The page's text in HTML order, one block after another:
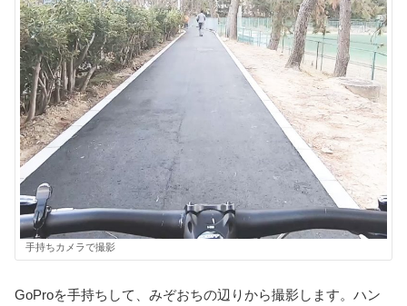
手持ちカメラで撮影
GoProを手持ちして、みぞおちの辺りから撮影します。ハン